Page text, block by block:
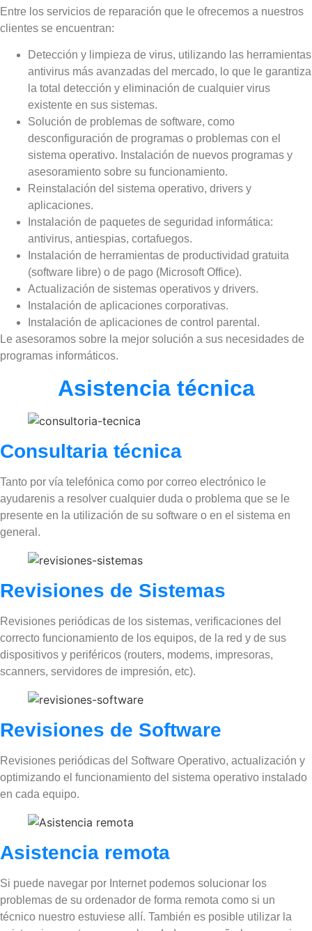
Entre los servicios de reparación que le ofrecemos a nuestros
clientes se encuentran:
Detección y limpieza de virus, utilizando las herramientas
antivirus más avanzadas del mercado, lo que le garantiza
la total detección y eliminación de cualquier virus
existente en sus sistemas.
Solución de problemas de software, como
desconfiguración de programas o problemas con el
sistema operativo. Instalación de nuevos programas y
asesoramiento sobre su funcionamiento.
Reinstalación del sistema operativo, drivers y
aplicaciones.
Instalación de paquetes de seguridad informática:
antivirus, antiespias, cortafuegos.
Instalación de herramientas de productividad gratuita
(software libre) o de pago (Microsoft Office).
Actualización de sistemas operativos y drivers.
Instalación de aplicaciones corporativas.
Instalación de aplicaciones de control parental.
Le asesoramos sobre la mejor solución a sus necesidades de
programas informáticos.
Asistencia técnica
Consultaria técnica
Tanto por vía telefónica como por correo electrónico le
ayudarenis a resolver cualquier duda o problema que se le
presente en la utilización de su software o en el sistema en
general.
Revisiones de Sistemas
Revisiones periódicas de los sistemas, verificaciones del
correcto funcionamiento de los equipos, de la red y de sus
dispositivos y periféricos (routers, modems, impresoras,
scanners, servidores de impresión, etc).
Revisiones de Software
Revisiones periódicas del Software Operativo, actualización y
optimizando el funcionamiento del sistema operativo instalado
en cada equipo.
Asistencia remota
Si puede navegar por Internet podemos solucionar los
problemas de su ordenador de forma remota como si un
técnico nuestro estuviese allí. También es posible utilizar la